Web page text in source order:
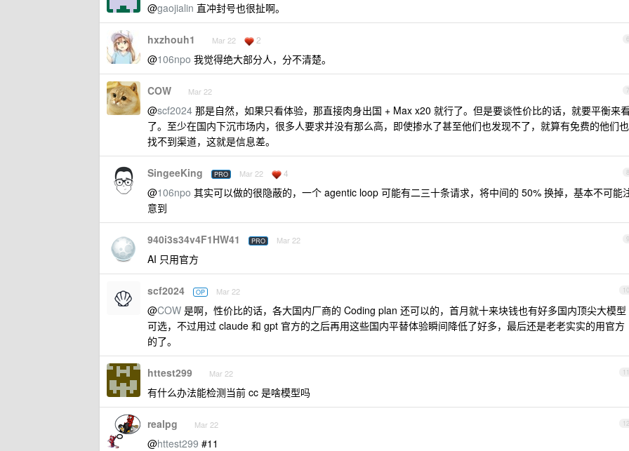
@gaojialin 直冲封号也很扯啊。
6
hxzhouh1 Mar 22 2
@106npo 我觉得绝大部分人，分不清楚。
7
COW Mar 22
@scf2024 那是自然，如果只看体验，那直接肉身出国 + Max x20 就行了。但是要谈性价比的话，就要平衡来
了。至少在国内下沉市场内，很多人要求并没有那么高，即使掺水了甚至他们也发现不了，就算有免费的他们也
找不到渠道，这就是信息差。
8
SingeeKing PRO Mar 22 4
@106npo 其实可以做的很隐蔽的，一个 agentic loop 可能有二三十条请求，将中间的 50% 换掉，基本不可能
意到
9
940i3s34v4F1HW41 PRO Mar 22
AI 只用官方
10
scf2024 OP Mar 22
@COW 是啊，性价比的话，各大国内厂商的 Coding plan 还可以的，首月就十来块钱也有好多国内顶尖大模型
可选，不过用过 claude 和 gpt 官方的之后再用这些国内平替体验瞬间降低了好多，最后还是老老实实的用官方
的了。
11
httest299 Mar 22
有什么办法能检测当前 cc 是啥模型吗
12
realpg Mar 22
@httest299 #11